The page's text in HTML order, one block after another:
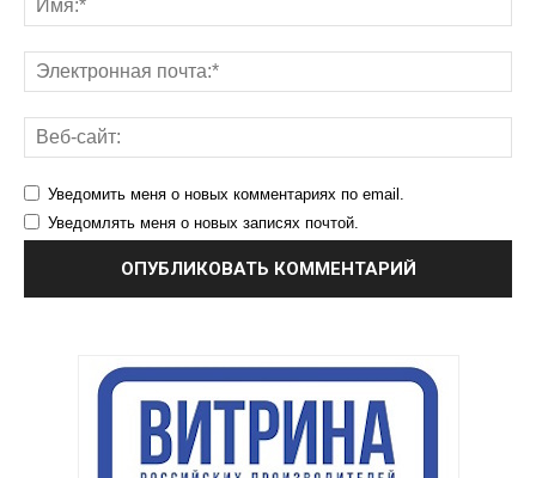
Уведомить меня о новых комментариях по email.
Уведомлять меня о новых записях почтой.